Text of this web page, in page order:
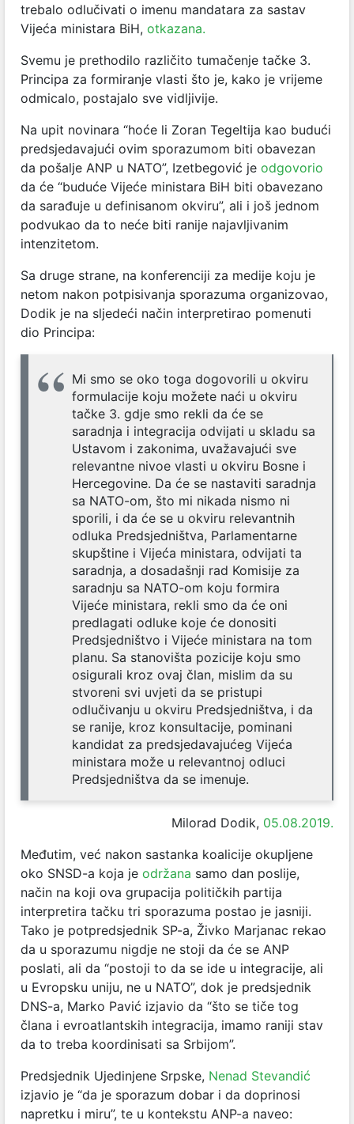
trebalo odlučivati o imenu mandatara za sastav
Vijeća ministara BiH, otkazana.
Svemu je prethodilo različito tumačenje tačke 3.
Principa za formiranje vlasti što je, kako je vrijeme
odmicalo, postajalo sve vidljivije.
Na upit novinara “hoće li Zoran Tegeltija kao budući
predsjedavajući ovim sporazumom biti obavezan
da pošalje ANP u NATO”, Izetbegović je odgovorio
da će “buduće Vijeće ministara BiH biti obavezano
da sarađuje u definisanom okviru”, ali i još jednom
podvukao da to neće biti ranije najavljivanim
intenzitetom.
Sa druge strane, na konferenciji za medije koju je
netom nakon potpisivanja sporazuma organizovao,
Dodik je na sljedeći način interpretirao pomenuti
dio Principa:
Mi smo se oko toga dogovorili u okviru
formulacije koju možete naći u okviru
tačke 3. gdje smo rekli da će se
saradnja i integracija odvijati u skladu sa
Ustavom i zakonima, uvažavajući sve
relevantne nivoe vlasti u okviru Bosne i
Hercegovine. Da će se nastaviti saradnja
sa NATO-om, što mi nikada nismo ni
sporili, i da će se u okviru relevantnih
odluka Predsjedništva, Parlamentarne
skupštine i Vijeća ministara, odvijati ta
saradnja, a dosadašnji rad Komisije za
saradnju sa NATO-om koju formira
Vijeće ministara, rekli smo da će oni
predlagati odluke koje će donositi
Predsjedništvo i Vijeće ministara na tom
planu. Sa stanovišta pozicije koju smo
osigurali kroz ovaj član, mislim da su
stvoreni svi uvjeti da se pristupi
odlučivanju u okviru Predsjedništva, i da
se ranije, kroz konsultacije, pominani
kandidat za predsjedavajućeg Vijeća
ministara može u relevantnoj odluci
Predsjedništva da se imenuje.
Milorad Dodik, 05.08.2019.
Međutim, već nakon sastanka koalicije okupljene
oko SNSD-a koja je održana samo dan poslije,
način na koji ova grupacija političkih partija
interpretira tačku tri sporazuma postao je jasniji.
Tako je potpredsjednik SP-a, Živko Marjanac rekao
da u sporazumu nigdje ne stoji da će se ANP
poslati, ali da “postoji to da se ide u integracije, ali
u Evropsku uniju, ne u NATO”, dok je predsjednik
DNS-a, Marko Pavić izjavio da “što se tiče tog
člana i evroatlantskih integracija, imamo raniji stav
da to treba koordinisati sa Srbijom”.
Predsjednik Ujedinjene Srpske, Nenad Stevandić
izjavio je “da je sporazum dobar i da doprinosi
napretku i miru”, te u kontekstu ANP-a naveo: